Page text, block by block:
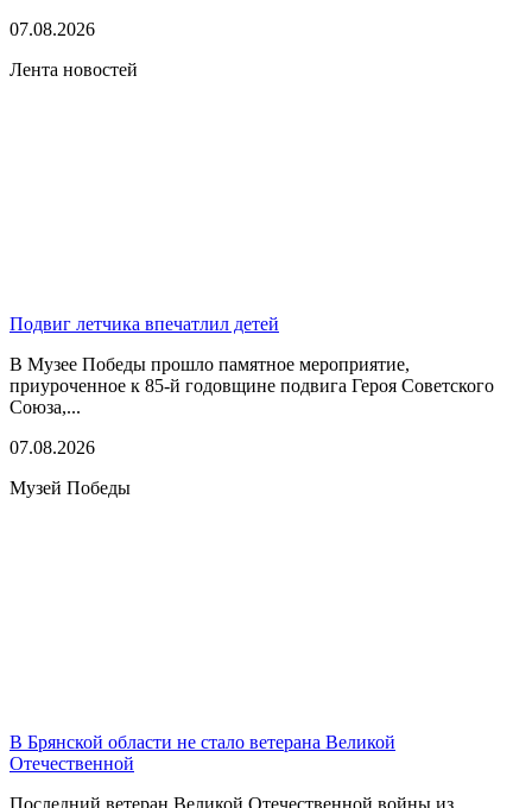
07.08.2026
Лента новостей
Подвиг летчика впечатлил детей
В Музее Победы прошло памятное мероприятие,
приуроченное к 85-й годовщине подвига Героя Советского
Союза,...
07.08.2026
Музей Победы
В Брянской области не стало ветерана Великой
Отечественной
Последний ветеран Великой Отечественной войны из